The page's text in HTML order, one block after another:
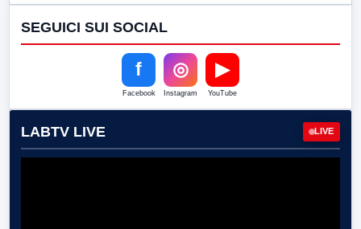
SEGUICI SUI SOCIAL
f
Facebook
◎
Instagram
▶
YouTube
LABTV LIVE LIVE